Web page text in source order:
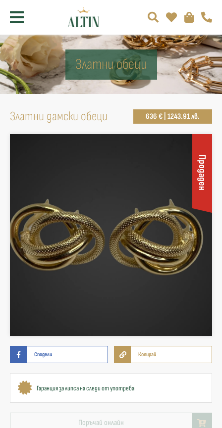
Златни обеци
Златни дамски обеци 636 € | 1243.91 лв.
Продаден
Сподели Копирай
Гаранция за липса на следи от употреба
Поръчай онлайн